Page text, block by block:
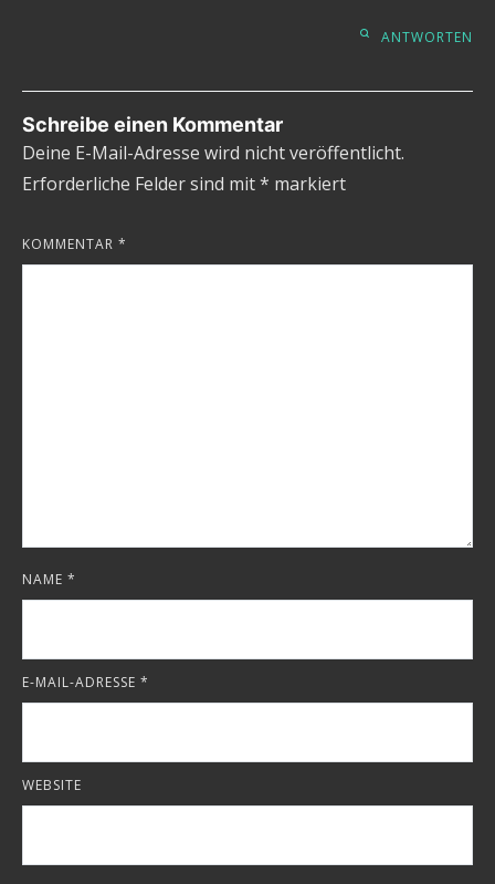
ANTWORTEN
Schreibe einen Kommentar
Deine E-Mail-Adresse wird nicht veröffentlicht.
Erforderliche Felder sind mit* markiert
KOMMENTAR *
NAME *
E-MAIL-ADRESSE *
WEBSITE